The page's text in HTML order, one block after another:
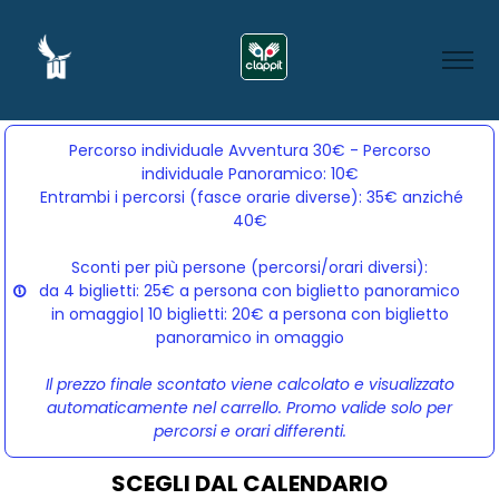
Percorso individuale Avventura 30€ - Percorso
individuale Panoramico: 10€
Entrambi i percorsi (fasce orarie diverse): 35€ anziché
40€
Sconti per più persone (percorsi/orari diversi):
da 4 biglietti: 25€ a persona con biglietto panoramico
in omaggio| 10 biglietti: 20€ a persona con biglietto
panoramico in omaggio
Il prezzo finale scontato viene calcolato e visualizzato
automaticamente nel carrello. Promo valide solo per
percorsi e orari differenti.
SCEGLI DAL CALENDARIO